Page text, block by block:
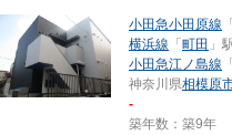
小田急小田原線 「
横浜線 「 町田 」
小田急江ノ島線 「
神奈川県相模原
-
築年数：築9年